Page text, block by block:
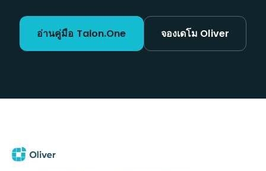
อ่านคู่มือ Talon.One จองเดโม Oliver